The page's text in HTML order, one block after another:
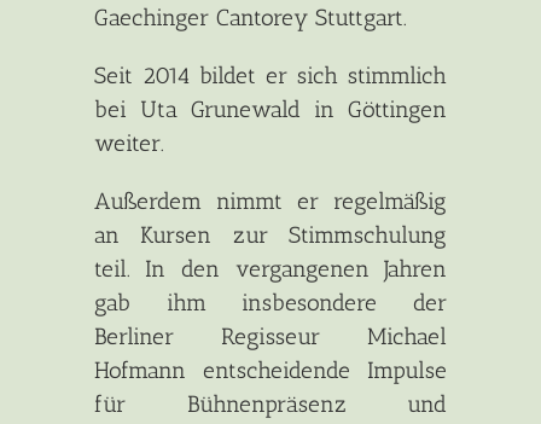
Gaechinger Cantorey Stuttgart.
Seit 2014 bildet er sich stimmlich
bei Uta Grunewald in Göttingen
weiter.
Außerdem nimmt er regelmäßig
an Kursen zur Stimmschulung
teil. In den vergangenen Jahren
gab ihm insbesondere der
Berliner Regisseur Michael
Hofmann entscheidende Impulse
für Bühnenpräsenz und